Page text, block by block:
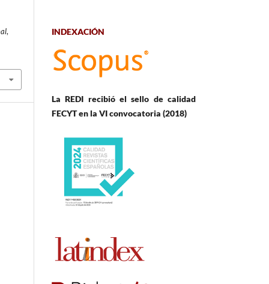
, INDEXACIÓN
La REDI recibió el sello de calidad
FECYT en la VI convocatoria (2018)